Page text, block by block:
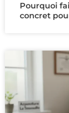
Pourquoi
concret